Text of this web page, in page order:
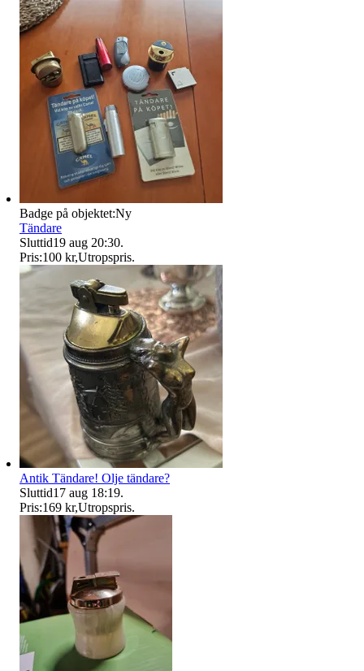
Badge på objektet:Ny
Tändare
Sluttid19 aug 20:30.
Pris:100 kr,Utropspris.
Antik Tändare! Olje tändare?
Sluttid17 aug 18:19.
Pris:169 kr,Utropspris.